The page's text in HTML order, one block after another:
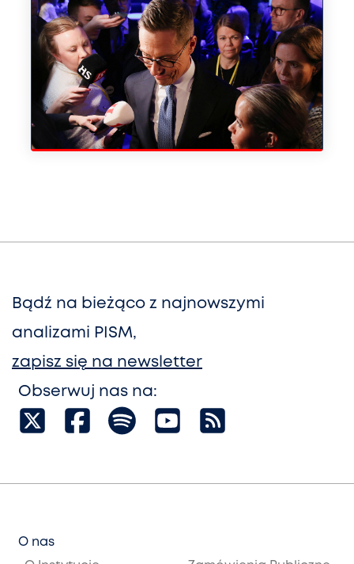
Bądź na bieżąco z najnowszymi
analizami PISM,
zapisz się na newsletter
Obserwuj nas na:
O nas